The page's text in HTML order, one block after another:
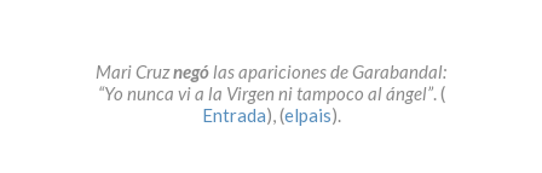
Mari Cruznegó las apariciones de Garabandal:
“Yo nunca vi a la Virgen ni tampoco al ángel”. (
Entrada), (elpais).